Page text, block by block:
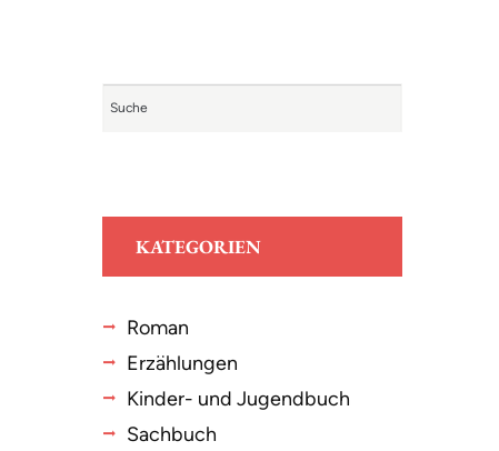
KATEGORIEN
Roman
Erzählungen
Kinder- und Jugendbuch
Sachbuch